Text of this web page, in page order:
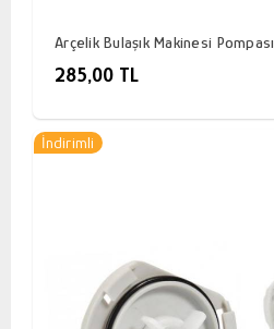
Arçelik Bulaşık Makinesi Pompası
285,00 TL
İndirimli